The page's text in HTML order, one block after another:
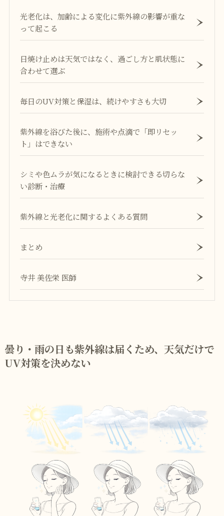
光老化は、加齢による変化に紫外線の影響が重な
って起こる
日焼け止めは天気ではなく、過ごし方と肌状態に
合わせて選ぶ
毎日のUV対策と保湿は、続けやすさも大切
紫外線を浴びた後に、施術や点滴で「即リセッ
ト」はできない
シミや色ムラが気になるときに検討できる切らな
い診断・治療
紫外線と光老化に関するよくある質問
まとめ
寺井 美佐栄 医師
曇り・雨の日も紫外線は届くため、天気だけで
UV対策を決めない